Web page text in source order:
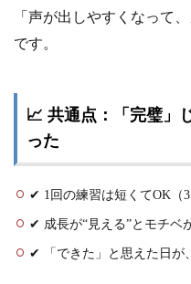
「声が出しやすくなって
です。
📈 共通点：「完璧」
った
✔ 1回の練習は短くてOK（3
✔ 成長が“見える”とモチベ
✔ 「できた」と思えた日が